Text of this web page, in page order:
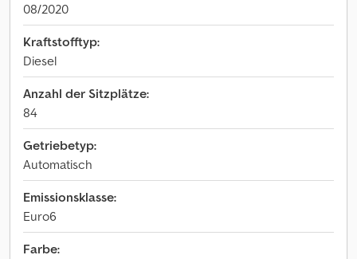
08/2020
Kraftstofftyp:
Diesel
Anzahl der Sitzplätze:
84
Getriebetyp:
Automatisch
Emissionsklasse:
Euro6
Farbe: